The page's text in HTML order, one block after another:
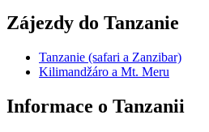
Zájezdy do Tanzanie
Tanzanie (safari a Zanzibar)
Kilimandžáro a Mt. Meru
Informace o Tanzanii